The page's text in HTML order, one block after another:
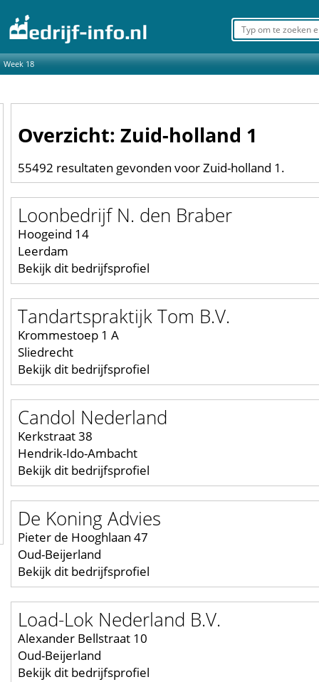
Week 18
Overzicht: Zuid-holland 1
55492 resultaten gevonden voor Zuid-holland 1.
Loonbedrijf N. den Braber
Hoogeind 14
Leerdam
Bekijk dit bedrijfsprofiel
Tandartspraktijk Tom B.V.
Krommestoep 1 A
Sliedrecht
Bekijk dit bedrijfsprofiel
Candol Nederland
Kerkstraat 38
Hendrik-Ido-Ambacht
Bekijk dit bedrijfsprofiel
De Koning Advies
Pieter de Hooghlaan 47
Oud-Beijerland
Bekijk dit bedrijfsprofiel
Load-Lok Nederland B.V.
Alexander Bellstraat 10
Oud-Beijerland
Bekijk dit bedrijfsprofiel